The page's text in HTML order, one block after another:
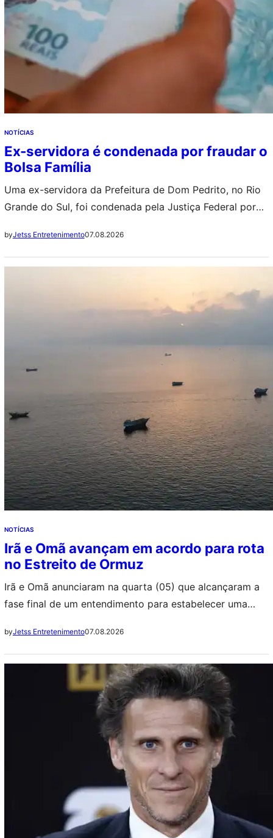
NOTÍCIAS
Ex-servidora é condenada por fraudar o
Bolsa Família
Uma ex-servidora da Prefeitura de Dom Pedrito, no Rio
Grande do Sul, foi condenada pela Justiça Federal por
indevidamente mais de R$ 20 mil em benefícios sociais.
Segundo as investigações, ela inseriu dados falsos no
duplicados que permitiram os pagamentos irregulares.…
byJetss Entretenimento07.08.2026
NOTÍCIAS
Irã e Omã avançam em acordo para rota
no Estreito de Ormuz
Irã e Omã anunciaram na quarta (05) que alcançaram a
fase final de um entendimento para estabelecer uma
só seria reaberta se os Estados Unidos levantarem o
bloqueio aos portos iranianos, conforme condicionou
Teerã. ++ Elize Matsunaga: Carro do crime agora tem
novo dono e…
byJetss Entretenimento07.08.2026